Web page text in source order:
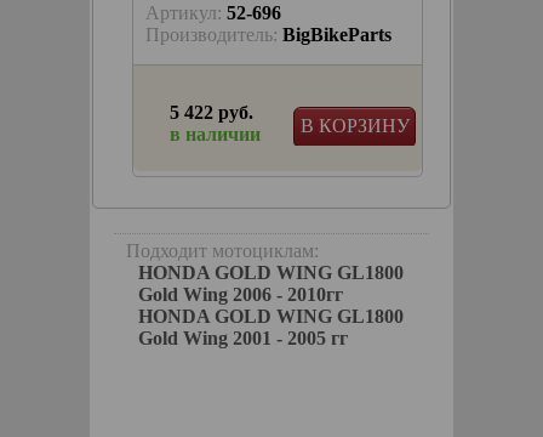
Артикул: 52-696
Производитель: BigBikeParts
В КОРЗИНУ
5 422 руб.
в наличии
Подходит мотоциклам:
HONDA GOLD WING GL1800
Gold Wing 2006 - 2010гг
HONDA GOLD WING GL1800
Gold Wing 2001 - 2005 гг